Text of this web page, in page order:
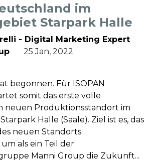
im
Starpark Halle
- Digital Marketing Expert
25 Jan, 2022
begonnen. Für ISOPAN
somit das erste volle
neuen Produktionsstandort im
Halle (Saale). Ziel ist es, das
neuen Standorts
als ein Teil der
Manni Group die Zukunft...